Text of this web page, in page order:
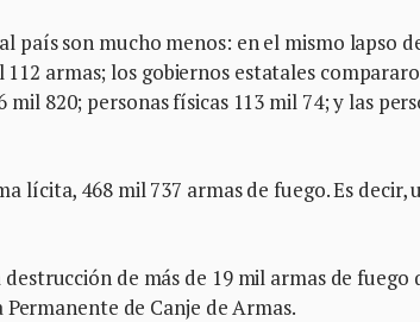
país son mucho menos: en el mismo lapso
armas; los gobiernos estatales
820; personas físicas 113 mil 74; y las
lícita, 468 mil 737 armas de fuego. Es decir,
de más de 19 mil armas de fuego
de Canje de Armas.